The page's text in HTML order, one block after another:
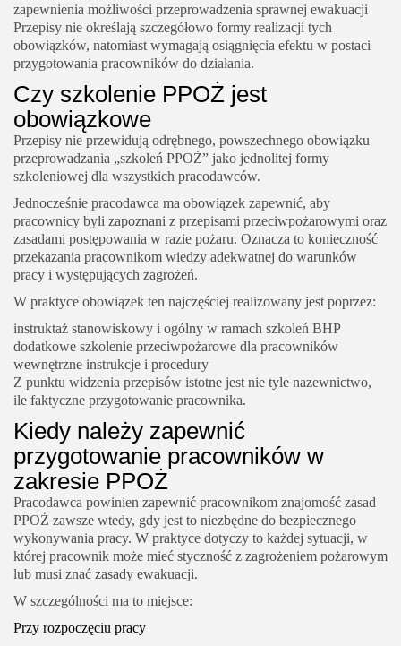
zapewnienia możliwości przeprowadzenia sprawnej ewakuacji
Przepisy nie określają szczegółowo formy realizacji tych
obowiązków, natomiast wymagają osiągnięcia efektu w postaci
przygotowania pracowników do działania.
Czy szkolenie PPOŻ jest
obowiązkowe
Przepisy nie przewidują odrębnego, powszechnego obowiązku
przeprowadzania „szkoleń PPOŻ” jako jednolitej formy
szkoleniowej dla wszystkich pracodawców.
Jednocześnie pracodawca ma obowiązek zapewnić, aby
pracownicy byli zapoznani z przepisami przeciwpożarowymi oraz
zasadami postępowania w razie pożaru. Oznacza to konieczność
przekazania pracownikom wiedzy adekwatnej do warunków
pracy i występujących zagrożeń.
W praktyce obowiązek ten najczęściej realizowany jest poprzez:
instruktaż stanowiskowy i ogólny w ramach szkoleń BHP
dodatkowe szkolenie przeciwpożarowe dla pracowników
wewnętrzne instrukcje i procedury
Z punktu widzenia przepisów istotne jest nie tyle nazewnictwo,
ile faktyczne przygotowanie pracownika.
Kiedy należy zapewnić
przygotowanie pracowników w
zakresie PPOŻ
Pracodawca powinien zapewnić pracownikom znajomość zasad
PPOŻ zawsze wtedy, gdy jest to niezbędne do bezpiecznego
wykonywania pracy. W praktyce dotyczy to każdej sytuacji, w
której pracownik może mieć styczność z zagrożeniem pożarowym
lub musi znać zasady ewakuacji.
W szczególności ma to miejsce:
Przy rozpoczęciu pracy